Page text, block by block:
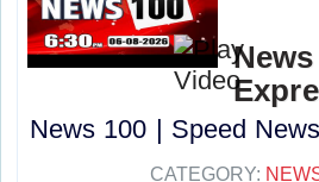
News 100 | Speed
CATEGORY: